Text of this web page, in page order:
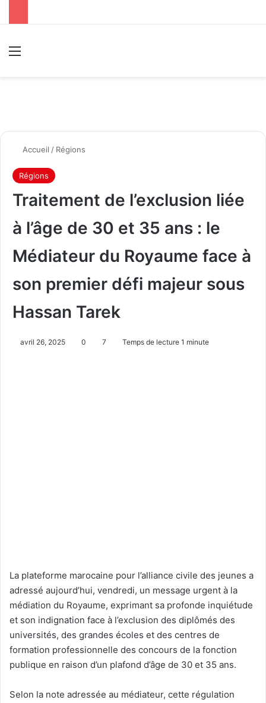
Accueil / Régions
Régions
Traitement de l’exclusion liée
à l’âge de 30 et 35 ans : le
Médiateur du Royaume face à
son premier défi majeur sous
Hassan Tarek
avril 26, 2025 0 7 Temps de lecture 1 minute
La plateforme marocaine pour l’alliance civile des jeunes a
adressé aujourd’hui, vendredi, un message urgent à la
médiation du Royaume, exprimant sa profonde inquiétude
et son indignation face à l’exclusion des diplômés des
universités, des grandes écoles et des centres de
formation professionnelle des concours de la fonction
publique en raison d’un plafond d’âge de 30 et 35 ans.
Selon la note adressée au médiateur, cette régulation